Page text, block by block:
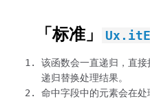
「标准」
该函数会一直递归，直
递归替换处理结果。
命中字段中的元素会在处